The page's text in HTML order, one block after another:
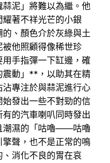
泥」將難以為繼。他
著不祥光芒的小銀
、顏色介於灰綠與土
他照顧得像稀世珍
手指彈一下缸邊，確
動」**，以助其在精
專注於與蒜泥進行心
發出一些不對勁的信
的汽車喇叭同時發出
潮濕的「咕嚕——咕嚕
聲，也不是正常的鳴
消化不良的胃在哀